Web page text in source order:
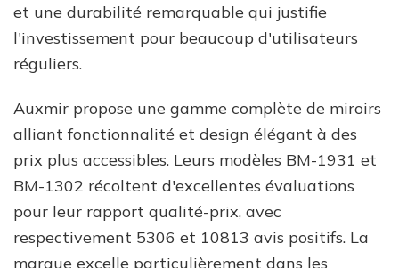
et une durabilité remarquable qui justifie
l'investissement pour beaucoup d'utilisateurs
réguliers.
Auxmir propose une gamme complète de miroirs
alliant fonctionnalité et design élégant à des
prix plus accessibles. Leurs modèles BM-1931 et
BM-1302 récoltent d'excellentes évaluations
pour leur rapport qualité-prix, avec
respectivement 5306 et 10813 avis positifs. La
marque excelle particulièrement dans les